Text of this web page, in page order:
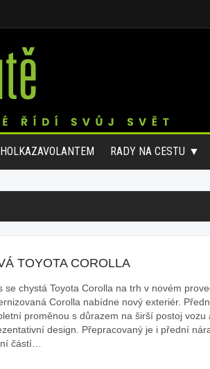
RADY NA CESTU
TOYOTA COROLLA
se chystá Toyota Corolla na trh v novém
Corolla nabídne nový exteriér.
proměnou s důrazem na širší postoj vozu
design. Přepracovaný je i přední
částí…
správného poutání
autosedačky